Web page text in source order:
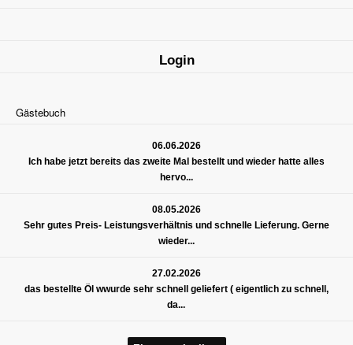
Login
Gästebuch
06.06.2026
Ich habe jetzt bereits das zweite Mal bestellt und wieder hatte alles
hervo...
08.05.2026
Sehr gutes Preis- Leistungsverhältnis und schnelle Lieferung. Gerne
wieder...
27.02.2026
das bestellte Öl wwurde sehr schnell geliefert ( eigentlich zu schnell,
da...